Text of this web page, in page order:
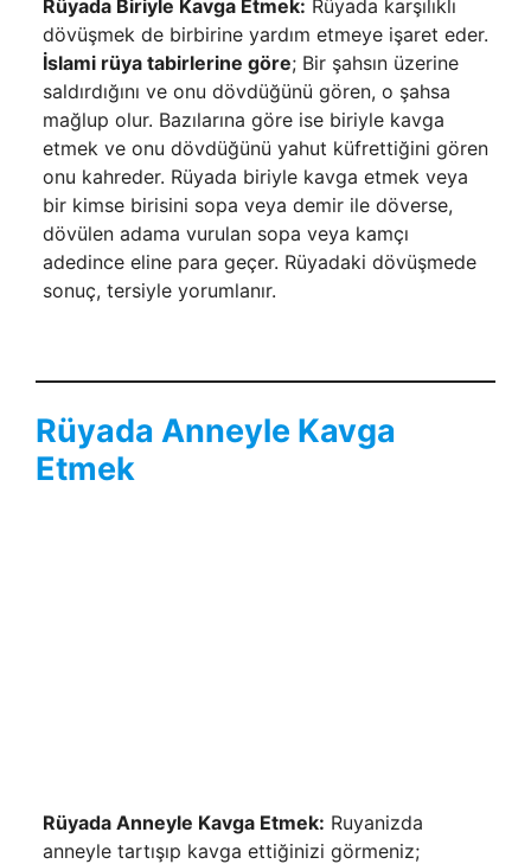
Rüyada Biriyle Kavga Etmek: Rüyada karşılıklı
dövüşmek de birbirine yardım etmeye işaret eder.
İslami rüya tabirlerine göre; Bir şahsın üzerine
saldırdığını ve onu dövdüğünü gören, o şahsa
mağlup olur. Bazılarına göre ise biriyle kavga
etmek ve onu dövdüğünü yahut küfrettiğini gören
onu kah­reder. Rüyada biriyle kavga etmek veya
bir kimse birisini sopa veya demir ile döverse,
dövülen adama vurulan sopa veya kamçı
adedince eline para geçer. Rüyadaki dövüşmede
sonuç, tersiyle yorumlanır.
Rüyada Anneyle Kavga
Etmek
Rüyada Anneyle Kavga Etmek: Ruyanizda
anneyle tartışıp kavga ettiğinizi görmeniz;